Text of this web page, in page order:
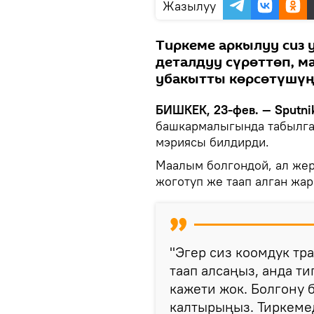
Жазылуу
Тиркеме аркылуу сиз
деталдуу сүрөттөп,
убакытты
БИШКЕК, 23-фев. —
башкармалыгында
мэриясы билдирди.
Маалым болгондой, ал
жоготуп же таап алган
"Эгер сиз коомдук
таап алсаңыз, анда
кажети жок.
калтырыңыз.